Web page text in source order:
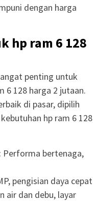
dengan harga
hp ram 6 128
penting untuk
6 128 harga 2 jutaan.
di pasar, dipilih
hp ram 6 128
: Performa bertenaga,
pengisian daya cepat
air dan debu, layar